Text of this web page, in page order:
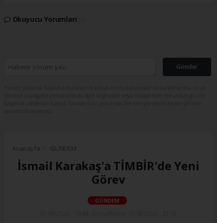
Okuyucu Yorumları
Gönder
Anasayfa GÜNDEM
İsmail Karakaş'a TİMBİR'de Yeni
Görev
GÜNDEM